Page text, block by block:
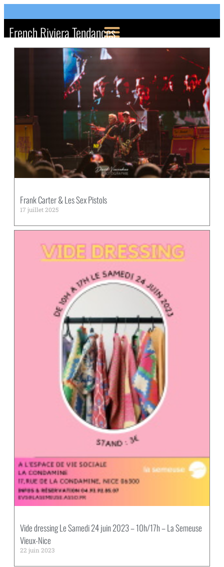
French Riviera Tendances
Frank Carter & Les Sex Pistols
17 juillet 2025
Vide dressing Le Samedi 24 juin 2023 – 10h/17h – La Semeuse
Vieux-Nice
22 juin 2023